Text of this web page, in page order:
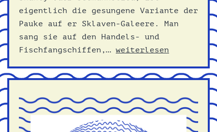
eigentlich die gesungene Variante der
Pauke auf er Sklaven-Galeere. Man
sang sie auf den Handels- und
Fischfangschiffen,… Shanty
Seemannslied
weiterlesen